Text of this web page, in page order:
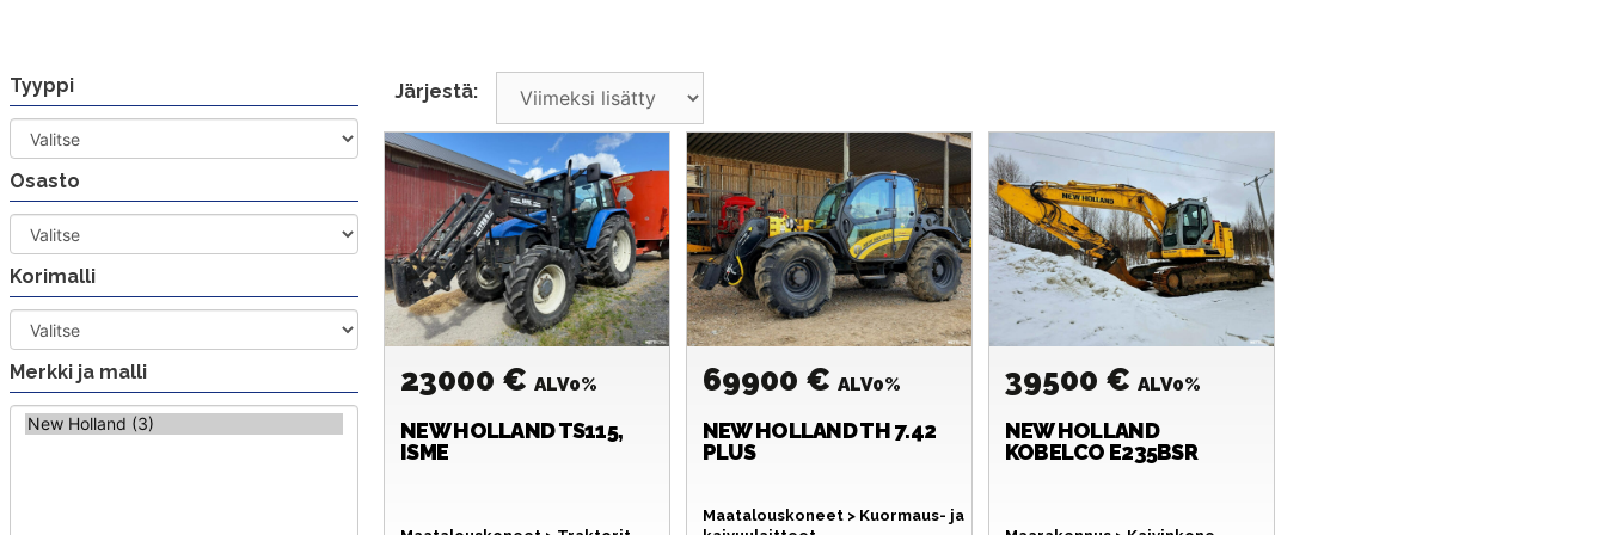
Tyyppi
Osasto
Korimalli
Merkki ja malli
Järjestä:
23000 €ALV0%
NEW HOLLANDTS115,
ISME
69900 € ALV0%
NEW HOLLANDTH 7.42
PLUS
Maatalouskoneet > Kuormaus- ja
39500 € ALV0%
NEW HOLLAND
KOBELCO E235BSR